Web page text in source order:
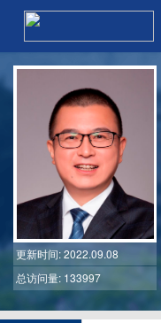
更新时间: 2022.09.08
总访问量: 133997